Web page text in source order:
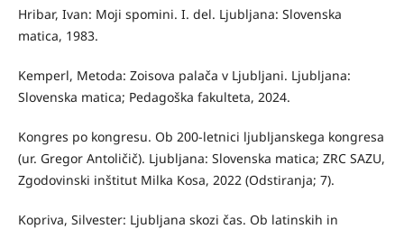
Hribar, Ivan: Moji spomini. I. del. Ljubljana: Slovenska
matica, 1983.
Kemperl, Metoda: Zoisova palača v Ljubljani. Ljubljana:
Slovenska matica; Pedagoška fakulteta, 2024.
Kongres po kongresu. Ob 200-letnici ljubljanskega kongresa
(ur. Gregor Antoličič). Ljubljana: Slovenska matica; ZRC SAZU,
Zgodovinski inštitut Milka Kosa, 2022 (Odstiranja; 7).
Kopriva, Silvester: Ljubljana skozi čas. Ob latinskih in